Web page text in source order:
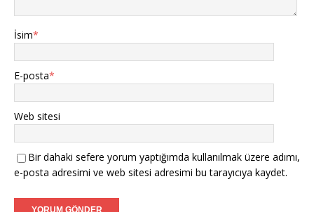
İsim*
E-posta*
Web sitesi
Bir dahaki sefere yorum yaptığımda kullanılmak üzere adımı,
e-posta adresimi ve web sitesi adresimi bu tarayıcıya kaydet.